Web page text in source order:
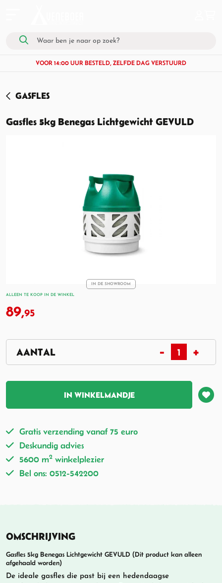
VOOR 14:00 UUR BESTELD, ZELFDE DAG VERSTUURD
GASFLES
IN DE SHOWROOM
Gasfles 5kg Benegas Lichtgewicht GEVULD
ALLEEN TE KOOP IN DE WINKEL
89,95
IN WINKELMANDJE
Gratis verzending vanaf 75 euro
Deskundig advies
5600 m2 winkelplezier
Bel ons: 0512-542200
OMSCHRIJVING
Gasfles 5kg Benegas Lichtgewicht GEVULD (Dit product kan alleen
afgehaald worden)
De ideale gasfles die past bij een hedendaagse